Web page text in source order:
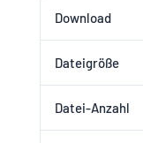
Download
Dateigröße
Datei-Anzahl